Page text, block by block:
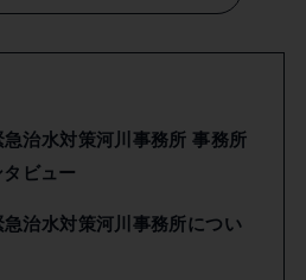
治水対策河川事務所 事務所
ビュー
治水対策河川事務所につい